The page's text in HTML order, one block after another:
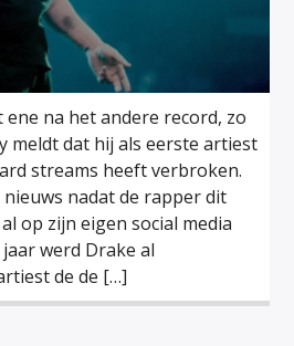
na het andere record, zo
meldt dat hij als eerste artiest
streams heeft verbroken.
nadat de rapper dit
op zijn eigen social media
werd Drake al
de de […]